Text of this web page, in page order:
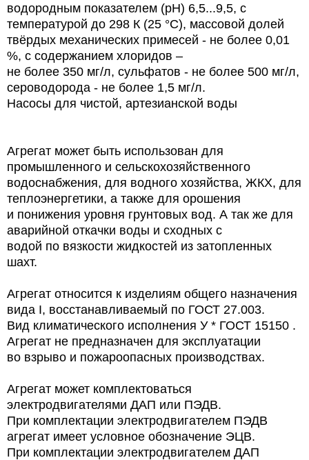
водородным показателем (рН) 6,5...9,5, с
температурой до 298 К (25 °С), массовой долей
твёрдых механических примесей - не более 0,01
%, с содержанием хлоридов –
не более 350 мг/л, сульфатов - не более 500 мг/л,
сероводорода - не более 1,5 мг/л.
Насосы для чистой, артезианской воды
Агрегат может быть использован для
промышленного и сельскохозяйственного
водоснабжения, для водного хозяйства, ЖКХ, для
теплоэнергетики, а также для орошения
и понижения уровня грунтовых вод. А так же для
аварийной откачки воды и сходных с
водой по вязкости жидкостей из затопленных
шахт.
Агрегат относится к изделиям общего назначения
вида I, восстанавливаемый по ГОСТ 27.003.
Вид климатического исполнения У * ГОСТ 15150 .
Агрегат не предназначен для эксплуатации
во взрыво и пожароопасных производствах.
Агрегат может комплектоваться
электродвигателями ДАП или ПЭДВ.
При комплектации электродвигателем ПЭДВ
агрегат имеет условное обозначение ЭЦВ.
При комплектации электродвигателем ДАП